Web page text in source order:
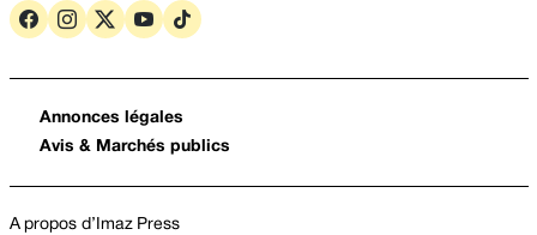
Annonces légales
Avis & Marchés publics
A propos d’Imaz Press